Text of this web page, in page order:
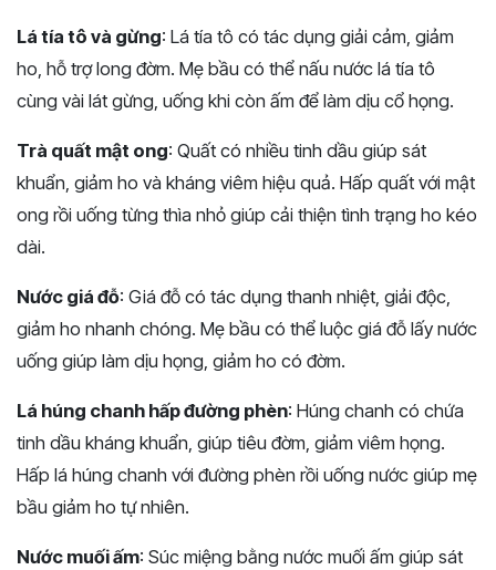
Lá tía tô và gừng: Lá tía tô có tác dụng giải cảm, giảm
ho, hỗ trợ long đờm. Mẹ bầu có thể nấu nước lá tía tô
cùng vài lát gừng, uống khi còn ấm để làm dịu cổ họng.
Trà quất mật ong: Quất có nhiều tinh dầu giúp sát
khuẩn, giảm ho và kháng viêm hiệu quả. Hấp quất với mật
ong rồi uống từng thìa nhỏ giúp cải thiện tình trạng ho kéo
dài.
Nước giá đỗ: Giá đỗ có tác dụng thanh nhiệt, giải độc,
giảm ho nhanh chóng. Mẹ bầu có thể luộc giá đỗ lấy nước
uống giúp làm dịu họng, giảm ho có đờm.
Lá húng chanh hấp đường phèn: Húng chanh có chứa
tinh dầu kháng khuẩn, giúp tiêu đờm, giảm viêm họng.
Hấp lá húng chanh với đường phèn rồi uống nước giúp mẹ
bầu giảm ho tự nhiên.
Nước muối ấm: Súc miệng bằng nước muối ấm giúp sát